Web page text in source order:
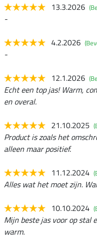
13.3.2026
-
4.2.2026
-
12.1.2026
Echt een top jas! Warm,
en overal.
21.10.2025
Product is zoals het
alleen maar positief.
11.12.2024
Alles wat het moet zijn.
10.10.2024
Mijn beste jas voor op stal
warm.